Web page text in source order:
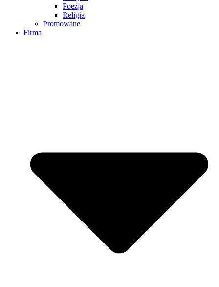
Poezja
Religia
Promowane
Firma